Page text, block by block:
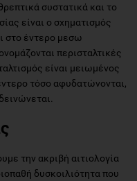
συστατικά και το
είναι ο σχηματισμός
στο έντερο μεσω
περισταλτικές
είναι μειωμένος
τόσο αφυδατώνονται,
την ακριβή αιτιολογία
δυσκοιλιότητα που